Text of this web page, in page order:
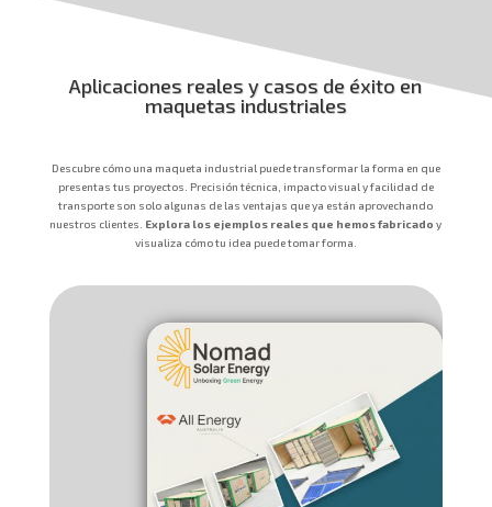
Aplicaciones reales y casos de éxito en
maquetas industriales
Descubre cómo una maqueta industrial puede transformar la forma en que
presentas tus proyectos. Precisión técnica, impacto visual y facilidad de
transporte son solo algunas de las ventajas que ya están aprovechando
nuestros clientes. Explora los ejemplos reales que hemos fabricado y
visualiza cómo tu idea puede tomar forma.